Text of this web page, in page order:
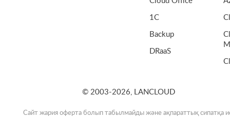
1C
Backup
DRaaS
© 2003-2026, LANCLOUD
Сайт жария оферта болып табылмайды және ақпараттық сипатқа